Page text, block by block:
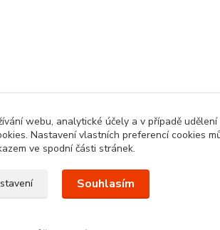
webu, analytické účely a v případě
Nastavení vlastních preferencí cookies
ve spodní části stránek.
Souhlasím